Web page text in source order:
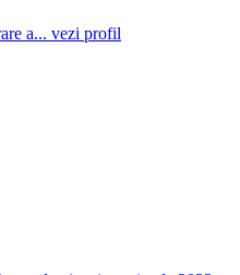
a... vezi profil